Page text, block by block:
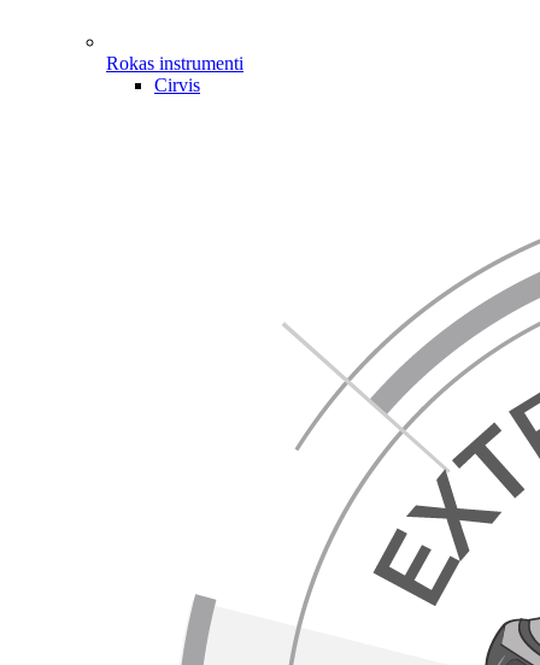
Rokas instrumenti
Cirvis